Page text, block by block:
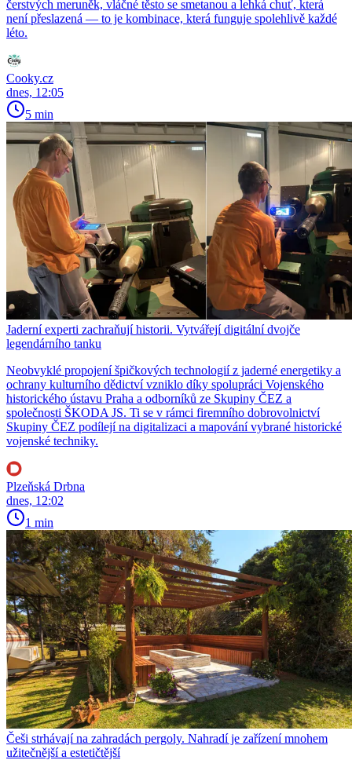
čerstvých meruněk, vláčné těsto se smetanou a lehká chuť, která
není přeslazená — to je kombinace, která funguje spolehlivě každé
léto.
Cooky.cz
dnes, 12:05
5 min
Jaderní experti zachraňují historii. Vytvářejí digitální dvojče
legendárního tanku
Neobvyklé propojení špičkových technologií z jaderné energetiky a
ochrany kulturního dědictví vzniklo díky spolupráci Vojenského
historického ústavu Praha a odborníků ze Skupiny ČEZ a
společnosti ŠKODA JS. Ti se v rámci firemního dobrovolnictví
Skupiny ČEZ podílejí na digitalizaci a mapování vybrané historické
vojenské techniky.
Plzeňská Drbna
dnes, 12:02
1 min
Češi strhávají na zahradách pergoly. Nahradí je zařízení mnohem
užitečnější a estetičtější